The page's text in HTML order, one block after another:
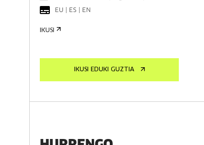
EU | ES | EN
IKUSI
IKUSI EDUKI GUZTIA